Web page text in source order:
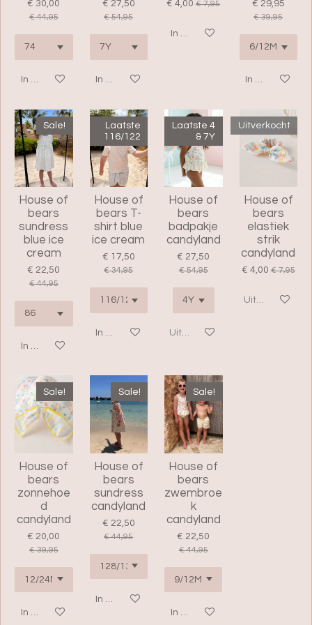
€ 30,00
€ 44,95
In winkelwagen
€ 27,50
€ 54,95
In winkelwagen
€ 4,00 € 7,95
In winkelwagen
€ 29,95
€ 39,95
In
Sale!
House of
bears
sundress
blue ice
cream
€ 22,50
€ 44,95
In winkelwagen
Laatste
116/122
House of
bears T-
shirt blue
ice cream
€ 17,50
€ 34,95
In winkelwagen
Laatste 4
& 7Y
House of
bears
badpakje
candyland
€ 27,50
€ 54,95
Uitverkocht
Uitverkocht
House of
bears
elastiek
strik
candyland
€ 4,00 € 7,95
Uitverkocht
Sale!
House of
bears
zonnehoe
d
candyland
€ 20,00
€ 39,95
In winkelwagen
Sale!
House of
bears
sundress
candyland
€ 22,50
€ 44,95
In winkelwagen
Sale!
House of
bears
zwembroe
k
candyland
€ 22,50
€ 44,95
In winkelwagen